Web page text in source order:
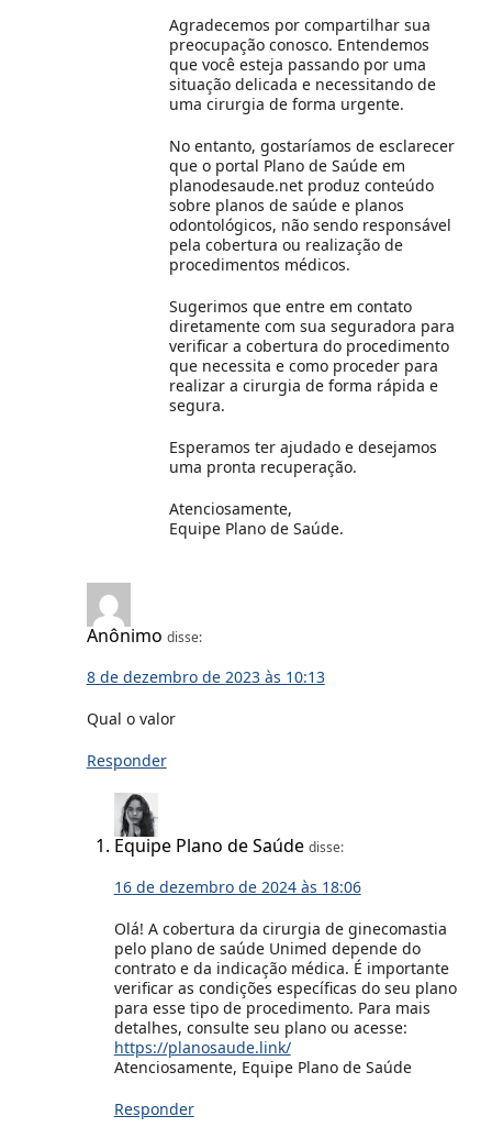
Agradecemos por compartilhar sua
preocupação conosco. Entendemos
que você esteja passando por uma
situação delicada e necessitando de
uma cirurgia de forma urgente.
No entanto, gostaríamos de esclarecer
que o portal Plano de Saúde em
planodesaude.net produz conteúdo
sobre planos de saúde e planos
odontológicos, não sendo responsável
pela cobertura ou realização de
procedimentos médicos.
Sugerimos que entre em contato
diretamente com sua seguradora para
verificar a cobertura do procedimento
que necessita e como proceder para
realizar a cirurgia de forma rápida e
segura.
Esperamos ter ajudado e desejamos
uma pronta recuperação.
Atenciosamente,
Equipe Plano de Saúde.
Anônimo disse:
8 de dezembro de 2023 às 10:13
Qual o valor
Responder
Equipe Plano de Saúde disse:
16 de dezembro de 2024 às 18:06
Olá! A cobertura da cirurgia de ginecomastia
pelo plano de saúde Unimed depende do
contrato e da indicação médica. É importante
verificar as condições específicas do seu plano
para esse tipo de procedimento. Para mais
detalhes, consulte seu plano ou acesse:
https://planosaude.link/
Atenciosamente, Equipe Plano de Saúde
Responder